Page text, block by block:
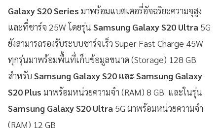
Galaxy S20 Series มาพร้อมแบตเตอรี่อัจฉริยะความจุสูง
และที่ชาร์จ 25W โดยรุ่น Samsung Galaxy S20 Ultra 5G
ยังสามารถรองรับระบบชาร์จเร็ว Super Fast Charge 45W
ทุกรุ่นมาพร้อมพื้นที่เก็บข้อมูลขนาด (Storage) 128 GB
สำหรับ Samsung Galaxy S20 และ Samsung Galaxy
S20 Plus มาพร้อมหน่วยความจำ (RAM) 8 GB และในรุ่น
Samsung Galaxy S20 Ultra 5G มาพร้อมหน่วยความจำ
(RAM) 12 GB